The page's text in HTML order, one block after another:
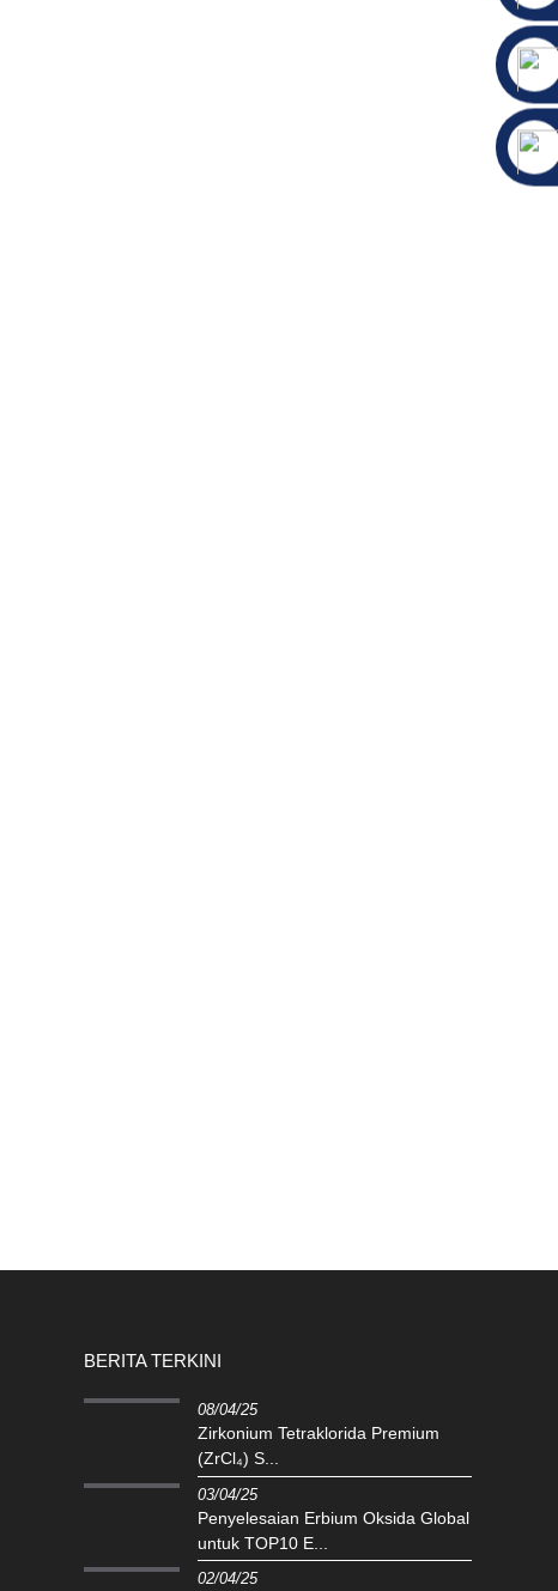
BERITA TERKINI
08/04/25
Zirkonium Tetraklorida Premium
(ZrCl₄) S...
03/04/25
Penyelesaian Erbium Oksida Global
untuk TOP10 E...
02/04/25